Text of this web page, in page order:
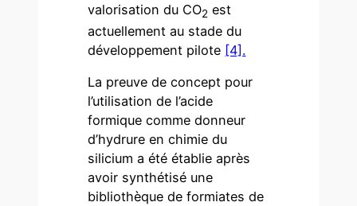
valorisation du CO2 est
actuellement au stade du
développement pilote [4].
La preuve de concept pour
l’utilisation de l’acide
formique comme donneur
d’hydrure en chimie du
silicium a été établie après
avoir synthétisé une
bibliothèque de formiates de